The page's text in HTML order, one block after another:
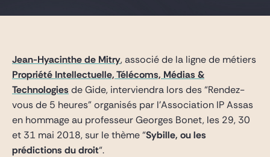
Jean-Hyacinthe de Mitry, associé de la ligne de métiers
Propriété Intellectuelle, Télécoms, Médias &
Technologies de Gide, interviendra lors des “Rendez-
vous de 5 heures” organisés par l’Association IP Assas
en hommage au professeur Georges Bonet, les 29, 30
et 31 mai 2018, sur le thème “Sybille, ou les
prédictions du droit“.